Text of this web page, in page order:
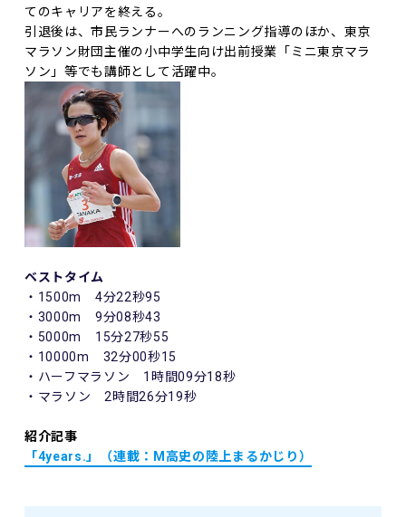
てのキャリアを終える。
引退後は、市民ランナーへのランニング指導のほか、東京
マラソン財団主催の小中学生向け出前授業「ミニ東京マラ
ソン」等でも講師として活躍中。
ベストタイム
・1500m 4分22秒95
・3000m 9分08秒43
・5000m 15分27秒55
・10000m 32分00秒15
・ハーフマラソン 1時間09分18秒
・マラソン 2時間26分19秒
紹介記事
「4years.」（連載：M高史の陸上まるかじり）